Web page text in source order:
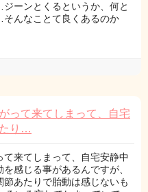
ーンとくるというか、何と
んなことて良くあるのか
って来てしまって、自宅
り…
来てしまって、自宅安静中
感じる事があるんですが、
あたりで胎動は感じないも